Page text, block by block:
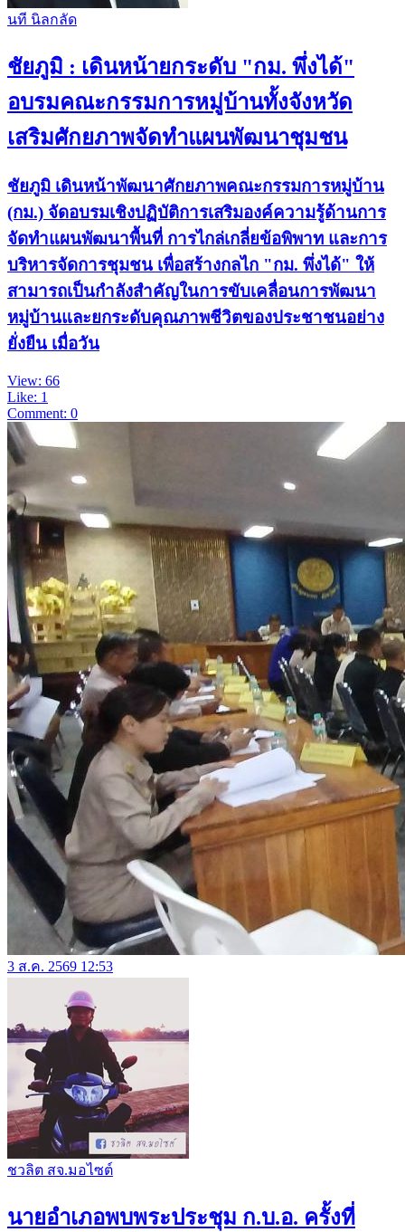
นที​ นิล​กลัด​
ชัยภูมิ : เดินหน้ายกระดับ "กม. พึ่งได้"
อบรมคณะกรรมการหมู่บ้านทั้งจังหวัด
เสริมศักยภาพจัดทำแผนพัฒนาชุมชน
ชัยภูมิ เดินหน้าพัฒนาศักยภาพคณะกรรมการหมู่บ้าน
(กม.) จัดอบรมเชิงปฏิบัติการเสริมองค์ความรู้ด้านการ
จัดทำแผนพัฒนาพื้นที่ การไกล่เกลี่ยข้อพิพาท และการ
บริหารจัดการชุมชน เพื่อสร้างกลไก "กม. พึ่งได้" ให้
สามารถเป็นกำลังสำคัญในการขับเคลื่อนการพัฒนา
หมู่บ้านและยกระดับคุณภาพชีวิตของประชาชนอย่าง
ยั่งยืน เมื่อวัน
View: 66
Like: 1
Comment: 0
3 ส.ค. 2569 12:53
ชวลิต สจ.มอไซต์
นายอำเภอพบพระประชุม ก.บ.อ. ครั้งที่